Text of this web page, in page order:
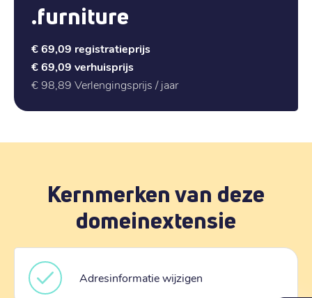
.furniture
€ 69,09 registratieprijs
€ 69,09 verhuisprijs
€ 98,89 Verlengingsprijs / jaar
Kernmerken van deze
domeinextensie
Adresinformatie wijzigen